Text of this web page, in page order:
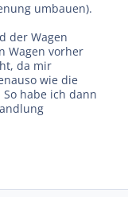
umbauen).
der Wagen
Wagen vorher
da mir
wie die
habe ich dann